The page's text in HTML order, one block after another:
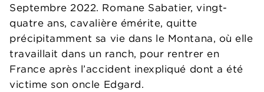
Septembre 2022. Romane Sabatier, vingt-
quatre ans, cavalière émérite, quitte
précipitamment sa vie dans le Montana, où elle
travaillait dans un ranch, pour rentrer en
France après l’accident inexpliqué dont a été
victime son oncle Edgard.